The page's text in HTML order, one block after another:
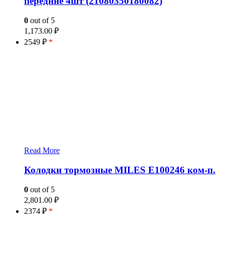
0 out of 5
1,173.00 ₽
2549 ₽ *
Read More
Колодки тормозные MILES E100246 ком-п.
0 out of 5
2,801.00 ₽
2374 ₽ *